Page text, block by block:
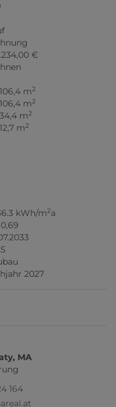
€
m2
m2
m2
m2
kWh/m2a
2027
MA
164